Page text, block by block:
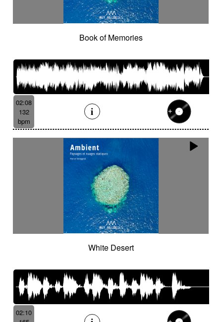
Book of Memories
02:08
132
bpm
White Desert
02:10